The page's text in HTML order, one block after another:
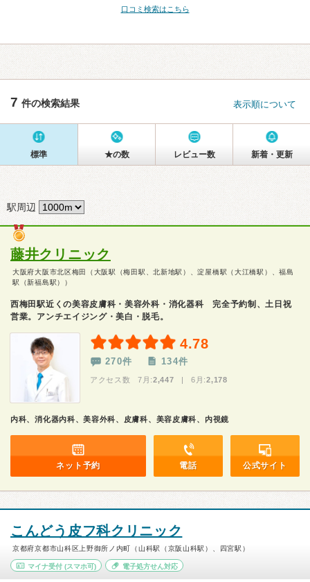
口コミ検索はこちら
7 件の検索結果 表示順について
標準 ★の数 レビュー数 新着・更新
駅周辺
藤井クリニック
大阪府大阪市北区梅田（大阪駅（梅田駅、北新地駅）、淀屋橋駅（大江橋駅）、福島
駅（新福島駅））
西梅田駅近くの美容皮膚科・美容外科・消化器科 完全予約制、土日祝
営業。アンチエイジング・美白・脱毛。
4.78
270件 134件
アクセス数 7月:2,447 | 6月:2,178
内科、消化器内科、美容外科、皮膚科、美容皮膚科、内視鏡
ネット予約 電話 公式サイト
こんどう皮フ科クリニック
京都府京都市山科区上野御所ノ内町（山科駅（京阪山科駅）、四宮駅）
マイナ受付 (スマホ可) 電子処方せん対応